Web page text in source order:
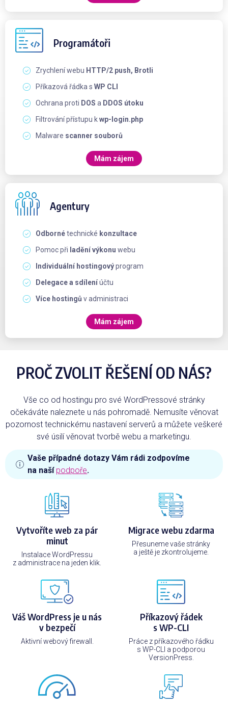
Programátoři
Zrychlení webu HTTP/2 push, Brotli
Příkazová řádka s WP CLI
Ochrana proti DOS a DDOS útoku
Filtrování přístupu kwp-login.php
Malware scanner souborů
Mám zájem
Agentury
Odbornétechnické konzultace
Pomoc při ladění výkonu webu
Individuální hostingovýprogram
Delegace a sdíleníúčtu
Více hostingů v administraci
Mám zájem
PROČ ZVOLIT ŘEŠENÍ OD NÁS?
Vše co od hostingu pro své WordPressové stránky
očekáváte naleznete u nás pohromadě. Nemusíte věnovat
pozornost technickému nastavení serverů a můžete veškeré
své úsilí věnovat tvorbě webu a marketingu.
Vaše případné dotazy Vám rádi zodpovíme
na naší podpoře.
Vytvoříte web za pár
minut
Instalace WordPressu
z administrace na jeden klik.
Migrace webu zdarma
Přesuneme vaše stránky
a ještě je zkontrolujeme.
Váš WordPress je u nás
v bezpečí
Aktivní webový firewall.
Příkazový řádek
s WP-CLI
Práce z příkazového řádku
s WP-CLI a podporou
VersionPress.